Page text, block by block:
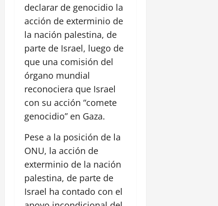
declarar de genocidio la
acción de exterminio de
la nación palestina, de
parte de Israel, luego de
que una comisión del
órgano mundial
reconociera que Israel
con su acción “comete
genocidio” en Gaza.
Pese a la posición de la
ONU, la acción de
exterminio de la nación
palestina, de parte de
Israel ha contado con el